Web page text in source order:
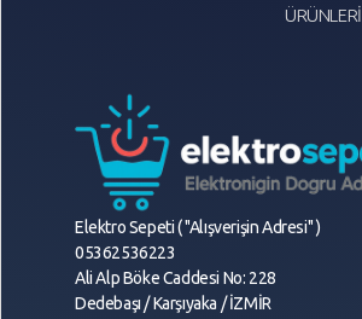
ÜRÜNLERİ
Elektro Sepeti ( "Alışverişin Adresi" )
05362536223
Ali Alp Böke Caddesi No: 228
Dedebaşı / Karşıyaka / İZMİR